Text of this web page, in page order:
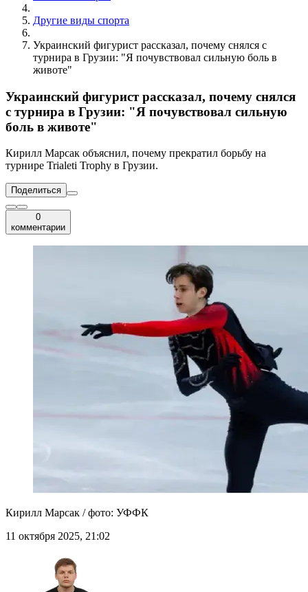
Другие виды спорта
Украинский фигурист рассказал, почему снялся с
турнира в Грузии: "Я почувствовал сильную боль в
животе"
Украинский фигурист рассказал, почему снялся
с турнира в Грузии: "Я почувствовал сильную
боль в животе"
Кирилл Марсак объяснил, почему прекратил борьбу на
турнире Trialeti Trophy в Грузии.
Поделиться
0
комментарии
Кирилл Марсак / фото: УФФК
11 октября 2025, 21:02